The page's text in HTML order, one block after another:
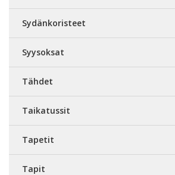
Sydänkoristeet
Syysoksat
Tähdet
Taikatussit
Tapetit
Tapit